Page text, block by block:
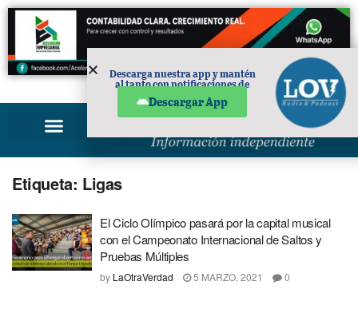
PUBLICIDAD
Etiqueta: Ligas
El Ciclo Olímpico pasará por la capital musical
con el Campeonato Internacional de Saltos y
Pruebas Múltiples
by LaOtraVerdad 5 MARZO, 2021 0
Descarga nuestra app y mantén
al tanto con notificaciones de
Descargar App